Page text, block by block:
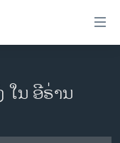
ໃນ ອີຣ່ານ